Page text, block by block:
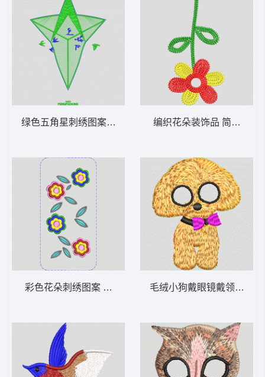
绿色五角星刺绣图案 几何图案
彩色花朵刺绣图案 手机壳
编织花朵装饰品 简单的花
毛绒小狗戴眼镜戴领结 小狗